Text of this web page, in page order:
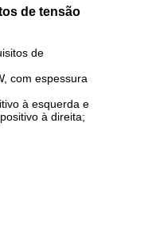
de tensão
de
com espessura
à esquerda e
à direita;